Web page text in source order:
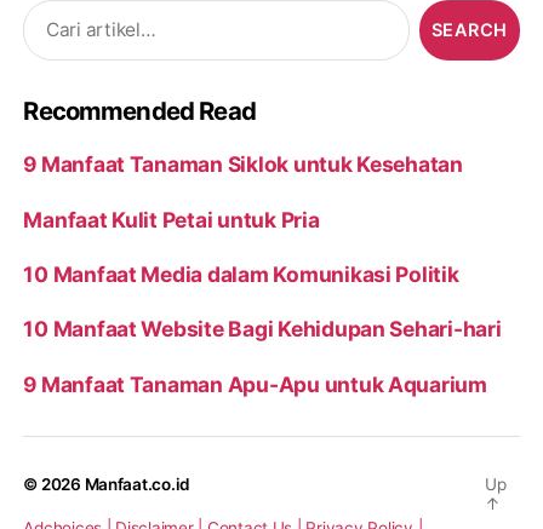
Search
for:
Recommended Read
9 Manfaat Tanaman Siklok untuk Kesehatan
Manfaat Kulit Petai untuk Pria
10 Manfaat Media dalam Komunikasi Politik
10 Manfaat Website Bagi Kehidupan Sehari-hari
9 Manfaat Tanaman Apu-Apu untuk Aquarium
© 2026 Manfaat.co.id
Up
↑